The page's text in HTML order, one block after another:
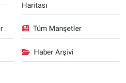
Haritası
Tüm Manşetler
Haber Arşivi